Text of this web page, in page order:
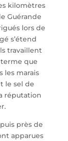
kilomètres
Guérande
lors de
s’étend
travaillent
terme que
les marais
le sel de
réputation
près de
apparues